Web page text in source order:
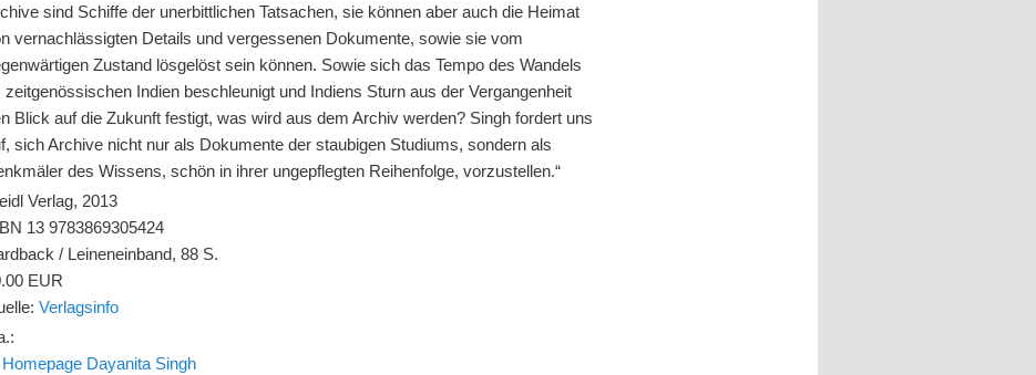
sind Schiffe der unerbittlichenTatsachen, sie können aber auch die Heimat
vernachlässigten Details und vergessenen Dokumente, sowie sie vom
Zustand lösgelöst sein können. Sowie sichdas Tempo des Wandels
zeitgenössischen Indien beschleunigt und Indiens Sturn aus der Vergangenheit
Blick auf die Zukunft festigt, was wird aus dem Archiv werden? Singh fordert uns
sich Archive nicht nur als Dokumente der staubigen Studiums, sondern als
des Wissens,schön in ihrer ungepflegten Reihenfolge, vorzustellen.“
Verlag, 2013
13 9783869305424
/ Leineneinband, 88 S.
EUR
Verlagsinfo
Homepage Dayanita Singh